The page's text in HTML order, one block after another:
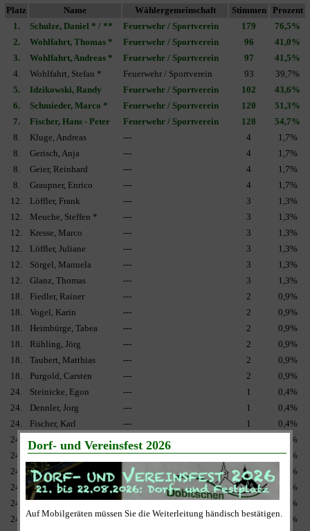
Platz Name Wählergemeinschaft Stimmen
Prozent
1.
Schulze, Daniel * / ** Feuerwehr / Sportverein 179
76,5%
2.
Wohlfahrt, Thomas * Feuerwehr / Sportverein 96
41,0%
3.
Wohlfahrt, Andreas * Feuerwehr / Sportverein 97
41,5%
4.
Wohlfahrt, Stefan * Feuerwehr / Sportverein 93
39,7%
5.
Idzikowski, Randy Feuerwehr / Sportverein 102
43,6%
6.
Schmieder, Marco * Feuerwehr / Sportverein 120
51,3%
7.
Fischer, Hans - Peter Feuerwehr / Sportverein 128
54,7%
8.
Kluge, Andreas --- 4
1,7%
8.
Gerisch, Anja --- 4
1,7%
8.
Geier, Reinhard --- 4
1,7%
8.
Graupner, Enrico --- 4
1,7%
12.
Löffler, Frank --- 3
1,3%
12.
Meuche, Steffen * --- 3
1,3%
12.
Kresse, Marco --- 3
1,3%
12.
Löffler, Juliane --- 3
1,3%
12.
Sörgel, Manuela --- 3
1,3%
12.
Glanz, Thomas --- 3
1,3%
18.
Fiedler, Rainer --- 2
0,9%
18.
Vogel, Karin --- 2
0,9%
18.
Heimbürge, Tabea --- 2
0,9%
18.
Rühling, Jörg --- 2
0,9%
18.
Taubert, Matthias --- 2
0,9%
18.
Purgold, Carsten --- 2
0,9%
24.
Steinicke, Egon --- 1
0,4%
24.
Dennler, Jorg --- 1
0,4%
24.
Fischer, Karl --- 1
0,4%
24.
Schulze, Dagmar ---
0,4%
24.
Thieme, Carmen --- 1
0,4%
24.
Helbing, Barbara --- 1
0,4%
24.
Hering, Regina --- 1
0,4%
24.
0,4%
24.
Rauschenbach, Dirk --- 1 0,4%